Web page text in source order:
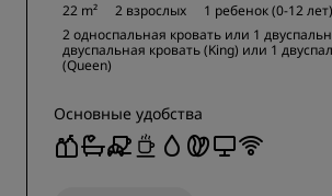
22 m² 2 взрослых
1 ребенок (0-12 лет)
2 односпальная кровать или 1
двуспальная кровать (King) или 1
(Queen)
Основные удобства